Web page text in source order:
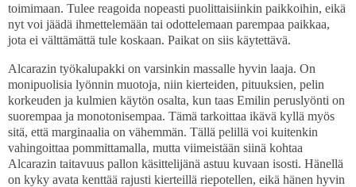
toimimaan. Tulee reagoida nopeasti puolittaisiinkin paikkoihin, eikä
nyt voi jäädä ihmettelemään tai odottelemaan parempaa paikkaa,
jota ei välttämättä tule koskaan. Paikat on siis käytettävä.
Alcarazin työkalupakki on varsinkin massalle hyvin laaja. On
monipuolisia lyönnin muotoja, niin kierteiden, pituuksien, pelin
korkeuden ja kulmien käytön osalta, kun taas Emilin peruslyönti on
suorempaa ja monotonisempaa. Tämä tarkoittaa ikävä kyllä myös
sitä, että marginaalia on vähemmän. Tällä pelillä voi kuitenkin
vahingoittaa pommittamalla, mutta viimeistään siinä kohtaa
Alcarazin taitavuus pallon käsittelijänä astuu kuvaan isosti. Hänellä
on kyky avata kenttää rajusti kierteillä riepotellen, eikä hänen hyvin